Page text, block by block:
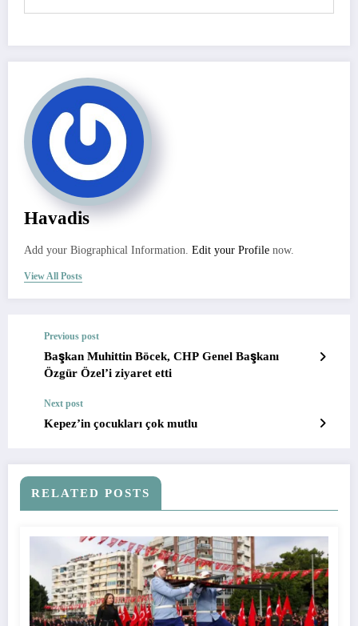
Havadis
Add your Biographical Information. Edit your Profile now.
View All Posts
Previous post
Başkan Muhittin Böcek, CHP Genel Başkanı
Özgür Özel’i ziyaret etti
Next post
Kepez’in çocukları çok mutlu
RELATED POSTS